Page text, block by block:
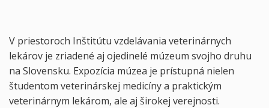
V priestoroch Inštitútu vzdelávania veterinárnych
lekárov je zriadené aj ojedinelé múzeum svojho druhu
na Slovensku. Expozícia múzea je prístupná nielen
študentom veterinárskej medicíny a praktickým
veterinárnym lekárom, ale aj širokej verejnosti.